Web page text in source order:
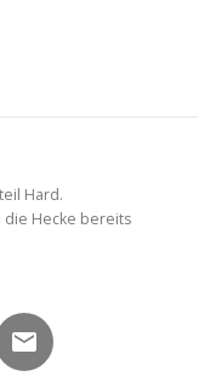
Hard.
die Hecke bereits